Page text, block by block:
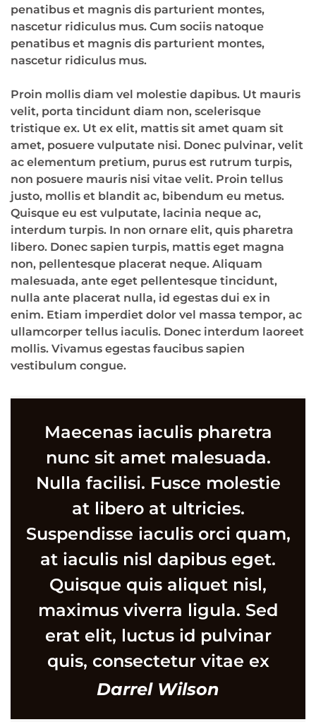
penatibus et magnis dis parturient montes,
nascetur ridiculus mus. Cum sociis natoque
penatibus et magnis dis parturient montes,
nascetur ridiculus mus.
Proin mollis diam vel molestie dapibus. Ut mauris
velit, porta tincidunt diam non, scelerisque
tristique ex. Ut ex elit, mattis sit amet quam sit
amet, posuere vulputate nisi. Donec pulvinar, velit
ac elementum pretium, purus est rutrum turpis,
non posuere mauris nisi vitae velit. Proin tellus
justo, mollis et blandit ac, bibendum eu metus.
Quisque eu est vulputate, lacinia neque ac,
interdum turpis. In non ornare elit, quis pharetra
libero. Donec sapien turpis, mattis eget magna
non, pellentesque placerat neque. Aliquam
malesuada, ante eget pellentesque tincidunt,
nulla ante placerat nulla, id egestas dui ex in
enim. Etiam imperdiet dolor vel massa tempor, ac
ullamcorper tellus iaculis. Donec interdum laoreet
mollis. Vivamus egestas faucibus sapien
vestibulum congue.
Maecenas iaculis pharetra
nunc sit amet malesuada.
Nulla facilisi. Fusce molestie
at libero at ultricies.
Suspendisse iaculis orci quam,
at iaculis nisl dapibus eget.
Quisque quis aliquet nisl,
maximus viverra ligula. Sed
erat elit, luctus id pulvinar
quis, consectetur vitae ex
Darrel Wilson